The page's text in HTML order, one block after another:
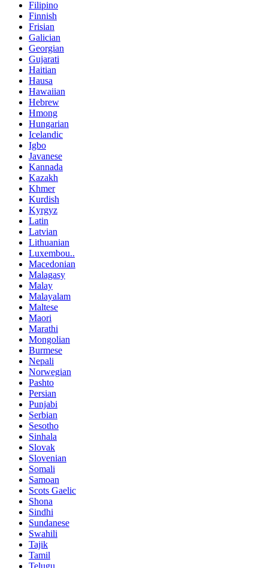
Filipino
Finnish
Frisian
Galician
Georgian
Gujarati
Haitian
Hausa
Hawaiian
Hebrew
Hmong
Hungarian
Icelandic
Igbo
Javanese
Kannada
Kazakh
Khmer
Kurdish
Kyrgyz
Latin
Latvian
Lithuanian
Luxembou..
Macedonian
Malagasy
Malay
Malayalam
Maltese
Maori
Marathi
Mongolian
Burmese
Nepali
Norwegian
Pashto
Persian
Punjabi
Serbian
Sesotho
Sinhala
Slovak
Slovenian
Somali
Samoan
Scots Gaelic
Shona
Sindhi
Sundanese
Swahili
Tajik
Tamil
Telugu